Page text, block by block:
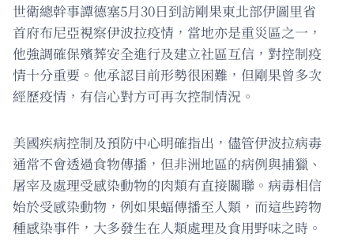
世衛總幹事譚德塞5月30日到訪剛果東北部伊圖里省
首府布尼亞視察伊波拉疫情，當地亦是重災區之一，
他強調確保殯葬安全進行及建立社區互信，對控制疫
情十分重要。他承認目前形勢很困難，但剛果曾多次
經歷疫情，有信心對方可再次控制情況。
美國疾病控制及預防中心明確指出，儘管伊波拉病毒
通常不會透過食物傳播，但非洲地區的病例與捕獵、
屠宰及處理受感染動物的肉類有直接關聯。病毒相信
始於受感染動物，例如果蝠傳播至人類，而這些跨物
種感染事件，大多發生在人類處理及食用野味之時。